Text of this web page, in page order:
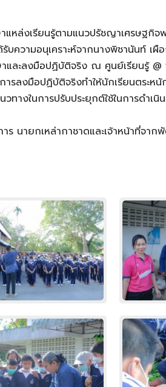
หล่งเรียนรู้ตามแนวปรัชญาเศรษฐกิ
บความอนุเคราะห์จากนางพิชานันท์ เ
และลงมือปฏิบัติจริง ณ ศูนย์เรียนรู้ @
รลงมือปฏิบัติจริงทำให้นักเรียนตระห
งในการปรับประยุกต์ใช้ในการดำเนิ
ร นายกเหล่ากาชาดและเจ้าหน้าที่จ